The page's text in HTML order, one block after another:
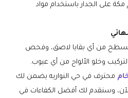
مكة على الجدار باستخدام مواد
السطح من أي بقايا لاصق، وفحص
وخلو الألواح من أي عيوب.
محترف في حي النواريه يضمن لك
وسنقدم لك أفضل الكفاءات في